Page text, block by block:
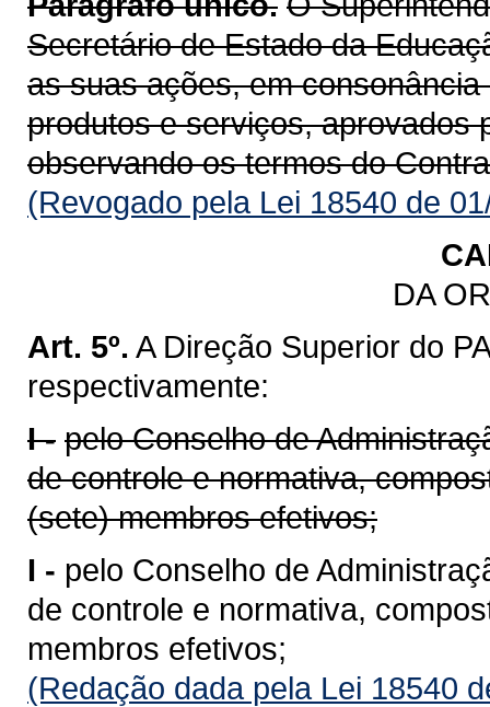
Secretário de Estado da
as suas ações, em
produtos e serviços, aprovados
observando os termos do
(Revogado pela Lei 18540 de
DA
Art. 5º. A Direção Superior do
respectivamente:
I - pelo Conselho de
de controle e normativa,
(sete) membros efetivos;
I - pelo Conselho de
de controle e normativa,
membros efetivos;
(Redação dada pela Lei 18540